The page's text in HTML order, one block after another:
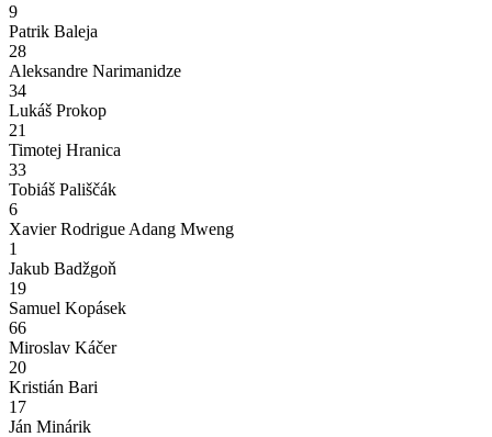
9
Patrik Baleja
28
Aleksandre Narimanidze
34
Lukáš Prokop
21
Timotej Hranica
33
Tobiáš Pališčák
6
Xavier Rodrigue Adang Mweng
1
Jakub Badžgoň
19
Samuel Kopásek
66
Miroslav Káčer
20
Kristián Bari
17
Ján Minárik